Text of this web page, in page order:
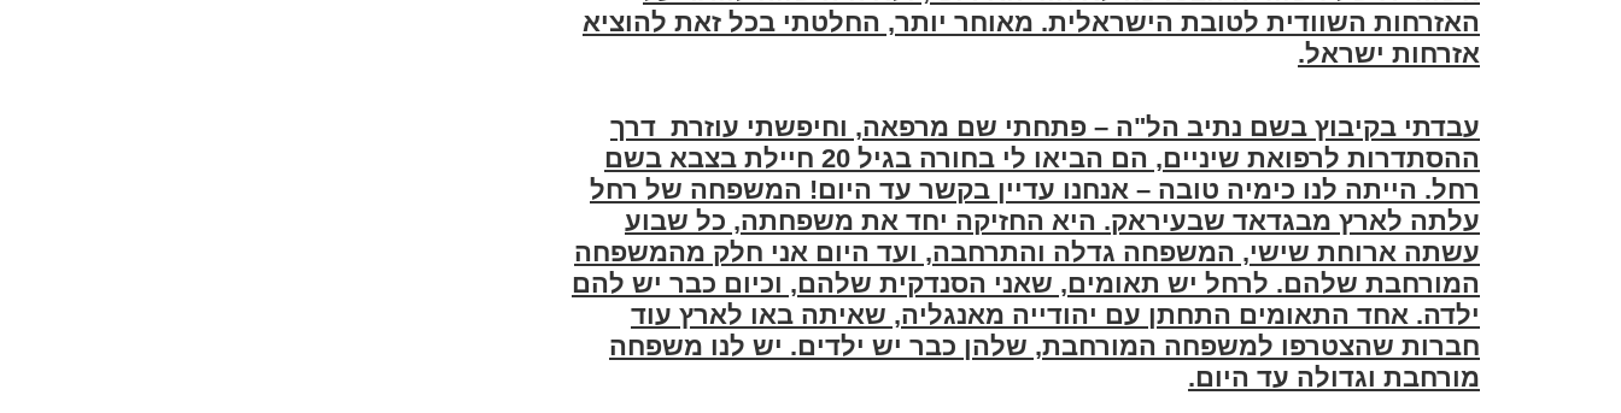
האזרחות השוודית לטובת הישראלית. מאוחר יותר, החלטתי בכל זאת להוציא
אזרחות ישראל.
עבדתי בקיבוץ בשם נתיב הל"ה – פתחתי שם מרפאה, וחיפשתי עוזרת דרך
ההסתדרות לרפואת שיניים, הם הביאו לי בחורה בגיל 20 חיילת בצבא בשם
רחל. הייתה לנו כימיה טובה – אנחנו עדיין בקשר עד היום! המשפחה של רחל
עלתה לארץ מבגדאד שבעיראק. היא החזיקה יחד את משפחתה, כל שבוע
עשתה ארוחת שישי, המשפחה גדלה והתרחבה, ועד היום אני חלק מהמשפחה
המורחבת שלהם. לרחל יש תאומים, שאני הסנדקית שלהם, וכיום כבר יש להם
ילדה. אחד התאומים התחתן עם יהודייה מאנגליה, שאיתה באו לארץ עוד
חברות שהצטרפו למשפחה המורחבת, שלהן כבר יש ילדים. יש לנו משפחה
מורחבת וגדולה עד היום.